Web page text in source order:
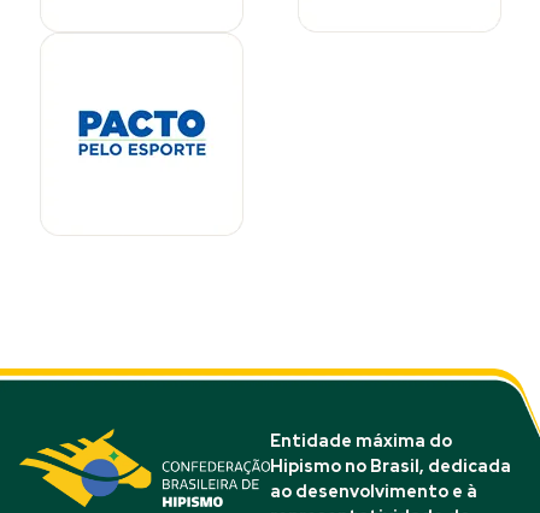
Entidade máxima do
Hipismo no Brasil, dedicada
ao desenvolvimento e à